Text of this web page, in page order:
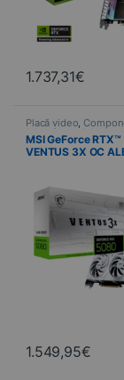
1.737,31€
Placă video,
PC,Informatică
MSI GeForce
VENTUS 3X OC
1.549,95€